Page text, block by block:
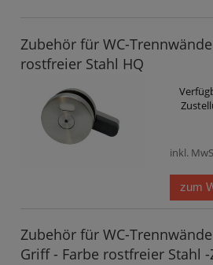
Zubehör für WC-
rostfreier Stahl HQ
inkl.
zum
Zubehör für WC-
Griff - Farbe rostfreier Stahl -